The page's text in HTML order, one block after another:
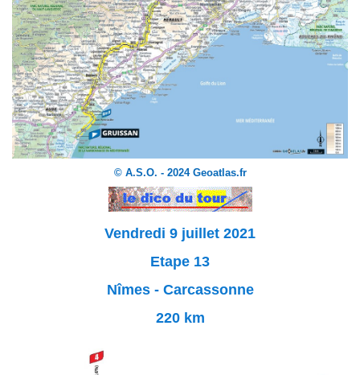
© A.S.O. - 2024 Geoatlas.fr
Vendredi 9 juillet 2021
Etape 13
Nîmes - Carcassonne
220 km